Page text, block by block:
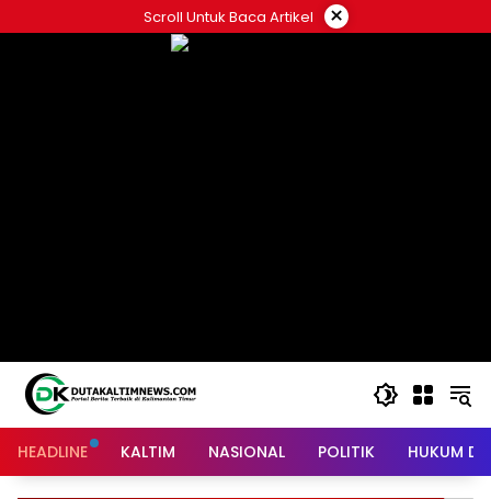
to
Scroll Untuk Baca Artikel ×
HEADLINE KALTIM NASIONAL POLITIK HUKUM